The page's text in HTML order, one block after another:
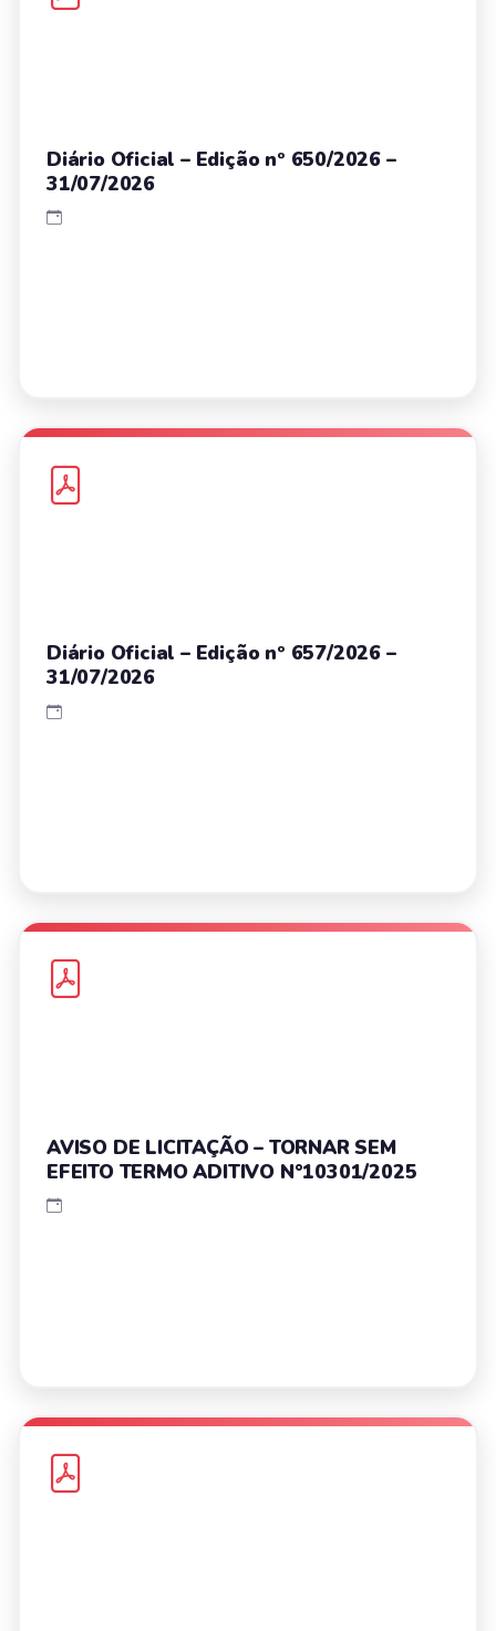
Diário Oficial – Edição nº 650/2026 –
31/07/2026
Diário Oficial – Edição nº 657/2026 –
31/07/2026
AVISO DE LICITAÇÃO – TORNAR SEM
EFEITO TERMO ADITIVO N°10301/2025